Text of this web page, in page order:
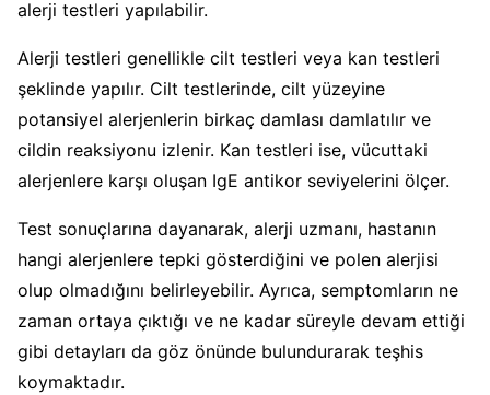
alerji testleri yapılabilir.
Alerji testleri genellikle cilt testleri veya kan testleri
şeklinde yapılır. Cilt testlerinde, cilt yüzeyine
potansiyel alerjenlerin birkaç damlası damlatılır ve
cildin reaksiyonu izlenir. Kan testleri ise, vücuttaki
alerjenlere karşı oluşan IgE antikor seviyelerini ölçer.
Test sonuçlarına dayanarak, alerji uzmanı, hastanın
hangi alerjenlere tepki gösterdiğini ve polen alerjisi
olup olmadığını belirleyebilir. Ayrıca, semptomların ne
zaman ortaya çıktığı ve ne kadar süreyle devam ettiği
gibi detayları da göz önünde bulundurarak teşhis
koymaktadır.